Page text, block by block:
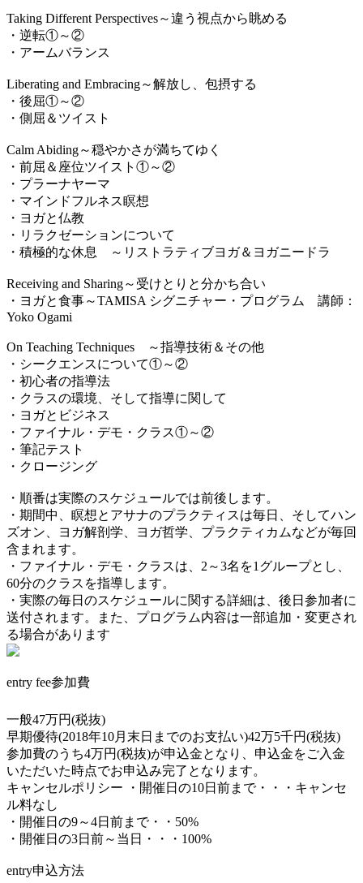
Taking Different Perspectives～違う視点から眺める
・逆転①～②
・アームバランス
Liberating and Embracing～解放し、包摂する
・後屈①～②
・側屈＆ツイスト
Calm Abiding～穏やかさが満ちてゆく
・前屈＆座位ツイスト①～②
・プラーナヤーマ
・マインドフルネス瞑想
・ヨガと仏教
・リラクゼーションについて
・積極的な休息 ～リストラティブヨガ＆ヨガニードラ
Receiving and Sharing～受けとりと分かち合い
・ヨガと食事～TAMISA シグニチャー・プログラム 講師：
Yoko Ogami
On Teaching Techniques ～指導技術＆その他
・シークエンスについて①～②
・初心者の指導法
・クラスの環境、そして指導に関して
・ヨガとビジネス
・ファイナル・デモ・クラス①～②
・筆記テスト
・クロージング
・順番は実際のスケジュールでは前後します。
・期間中、瞑想とアサナのプラクティスは毎日、そしてハン
ズオン、ヨガ解剖学、ヨガ哲学、プラクティカムなどが毎回
含まれます。
・ファイナル・デモ・クラスは、2～3名を1グループとし、
60分のクラスを指導します。
・実際の毎日のスケジュールに関する詳細は、後日参加者に
送付されます。また、プログラム内容は一部追加・変更され
る場合があります
entry fee参加費
一般47万円(税抜)
早期優待(2018年10月末日までのお支払い)42万5千円(税抜)
参加費のうち4万円(税抜)が申込金となり、申込金をご入金
いただいた時点でお申込み完了となります。
キャンセルポリシー ・開催日の10日前まで・・・キャンセ
ル料なし
・開催日の9～4日前まで・・50%
・開催日の3日前～当日・・・100%
entry申込方法